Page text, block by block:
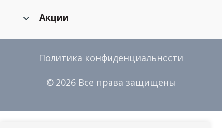
Акции
Политика конфиденциальности
© 2026 Все права защищены